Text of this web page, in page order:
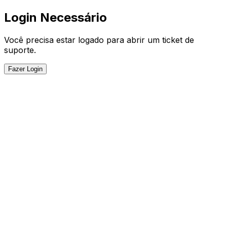
Login Necessário
Você precisa estar logado para abrir um ticket de
suporte.
Fazer Login